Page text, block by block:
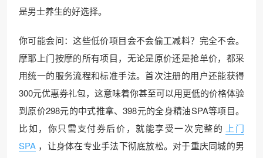
是男士养生的好选择。
你可能会问：这些低价项目会不会偷工减料？完全不会。
摩耶上门按摩的所有项目，无论是原价还是抢单价，都采
用统一的服务流程和标准手法。首次注册的用户还能获得
300元优惠券礼包，这意味着你甚至可以用更低的价格体验
到原价298元的中式推拿、398元的全身精油SPA等项目。
比如，你只需支付券后价，就能享受一次完整的 上门
SPA ，让身体在专业手法下彻底放松。对于重庆同城的男